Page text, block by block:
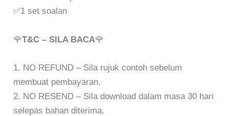
✅1 set soalan
🌹T&C – SILA BACA🌹
1. NO REFUND – Sila rujuk contoh sebelum
membuat pembayaran.
2. NO RESEND – Sila download dalam masa 30 hari
selepas bahan diterima.